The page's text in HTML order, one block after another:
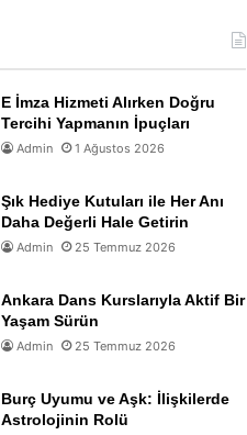
E İmza Hizmeti Alırken Doğru
Tercihi Yapmanın İpuçları
Admin 1 Ağustos 2026
Şık Hediye Kutuları ile Her Anı
Daha Değerli Hale Getirin
Admin 25 Temmuz 2026
Ankara Dans Kurslarıyla Aktif Bir
Yaşam Sürün
Admin 25 Temmuz 2026
Burç Uyumu ve Aşk: İlişkilerde
Astrolojinin Rolü